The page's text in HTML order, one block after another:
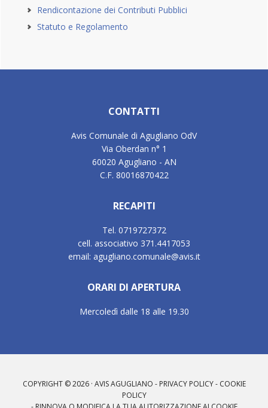
Rendicontazione dei Contributi Pubblici
Statuto e Regolamento
CONTATTI
Avis Comunale di Agugliano OdV
Via Oberdan n° 1
60020 Agugliano - AN
C.F. 80016870422
RECAPITI
Tel. 0719727372
cell. associativo 371.4417053
email: agugliano.comunale@avis.it
ORARI DI APERTURA
Mercoledì dalle 18 alle 19.30
COPYRIGHT © 2026 · AVIS AGUGLIANO - PRIVACY POLICY- COOKIE
POLICY